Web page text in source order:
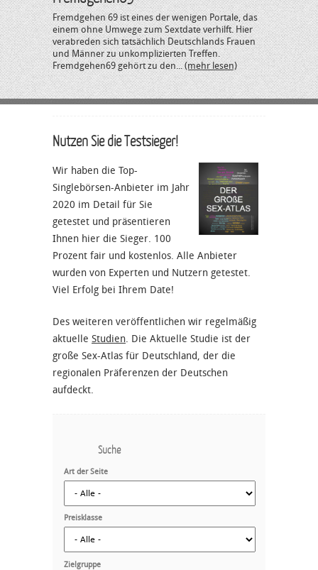
Fremdgehen 69 ist eines der wenigen Portale, das
einem ohne Umwege zum Sextdate verhilft. Hier
verabreden sich tatsächlich Deutschlands Frauen
und Männer zu unkomplizierten Treffen.
Fremdgehen69 gehört zu den...(mehr lesen)
Nutzen Sie die Testsieger!
Wir haben die Top-
Singlebörsen-Anbieter im Jahr
2020 im Detail für Sie
getestet und präsentieren
Ihnen hier die Sieger. 100
Prozent fair und kostenlos. Alle Anbieter
wurden von Experten und Nutzern getestet.
Viel Erfolg bei Ihrem Date!
Des weiteren veröffentlichen wir regelmäßig
aktuelle Studien. Die Aktuelle Studie ist der
große Sex-Atlas für Deutschland, der die
regionalen Präferenzen der Deutschen
aufdeckt.
Suche
Art der Seite
Preisklasse
Zielgruppe